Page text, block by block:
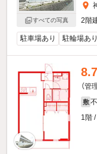
すべての写真
2階
駐車場あり 駐輪場あり
8.7
（管
敷
1階